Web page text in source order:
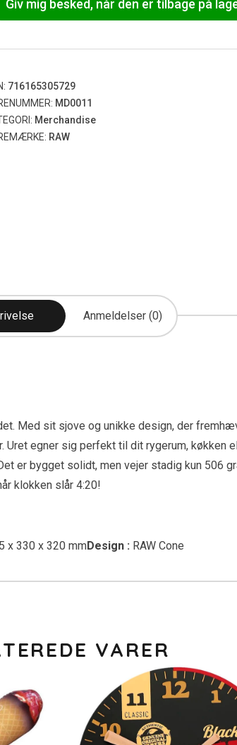
Giv mig besked, når den er tilbage på
716165305729
MD0011
Merchandise
RAW
Anmeldelser (0)
Med sit sjove og unikke design, der
egner sig perfekt til dit rygerum, køkken
er bygget solidt, men vejer stadig kun 506
klokken slår 4:20!
x 330 x 320 mmDesign : RAW Cone
VARER